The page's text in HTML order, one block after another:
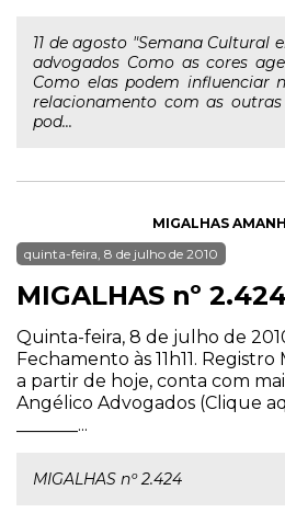
11 de agosto "Semana Cultural
advogados Como as cores
Como elas podem influenciar
relacionamento com as outras
pod...
MIGALHAS
quinta-feira, 8 de julho de 2010
MIGALHAS nº
Quinta-feira, 8 de julho de
Fechamento às 11h11.
a partir de hoje, conta com
Angélico Advogados (Clique
_______...
MIGALHAS nº 2.424